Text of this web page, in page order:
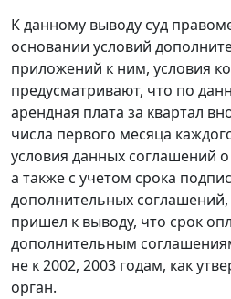
К данному выводу суд
основании условий
приложений к ним, условия
предусматривают, что по
арендная плата за квартал
числа первого месяца
условия данных соглашений
а также с учетом срока
дополнительных
пришел к выводу, что срок
дополнительным
не к 2002, 2003 годам, как
орган.